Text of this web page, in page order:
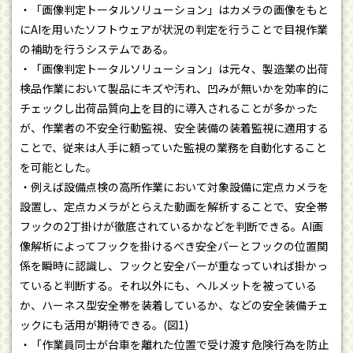
・「画像判定トータルソリューション」はカメラの画像をもと
にAIを用いたソフトウェアが状況の判定を行うことで目視作業
の補助を行うシステムである。
・「画像判定トータルソリューション」は元々、製造業の出荷
検品作業において製品にキズや汚れ、凹みが無いかを効率的に
チェックし出荷品質向上を目的に導入されることが多かった
が、作業者の不安全行動監視、安全装備の装着監視に適用する
ことで、従来は人手に頼っていた監視の業務を自動化すること
を可能とした。
・例えば設備点検の高所作業において対象設備に定点カメラを
設置し、定点カメラがとらえた動画を解析することで、安全帯
フックの2丁掛けが徹底されているかなどを判断できる。AI画
像解析によってフックを掛けるべき安全バーとフックの位置関
係を瞬時に認識し、フックと安全バーが重なっていれば掛かっ
ていると判断する。それ以外にも、ヘルメットを被っている
か、ハーネス型安全帯を装着しているか、などの安全装備チェ
ックにも活用が期待できる。(図1)
・「作業員同士が台車を離れた位置で受け渡す危険行為を防止